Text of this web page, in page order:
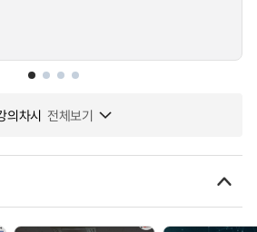
의차시 전체보기